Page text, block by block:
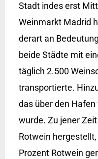
Stadt indes erst
Weinmarkt Madrid
derart an
beide Städte mit
täglich 2.500
transportierte.
das über den
wurde. Zu jener
Rotwein
Prozent Rotwein